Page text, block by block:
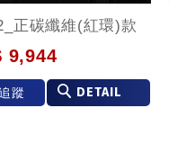
正碳纖維(紅環)款
9,944
蹤 DETAIL